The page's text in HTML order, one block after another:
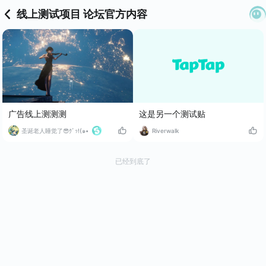
线上测试项目 论坛官方内容
广告线上测测测
圣诞老人睡觉了😎ｸﾞｯ!(๑•
这是另一个测试贴
Riverwalk
已经到底了